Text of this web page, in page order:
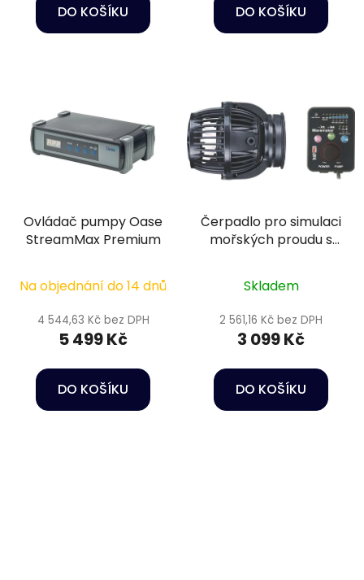
DO KOŠÍKU DO KOŠÍKU
Ovládač pumpy Oase
StreamMax Premium
Na objednání do 14 dnů
4 544,63 Kč bez DPH
5 499 Kč
DO KOŠÍKU
Čerpadlo pro simulaci
mořských proudu s
Skladem
2 561,16 Kč bez DPH
3 099 Kč
DO KOŠÍKU